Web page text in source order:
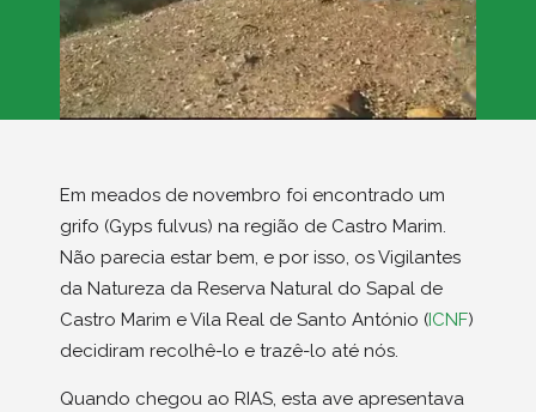
Em meados de novembro foi encontrado um
grifo (Gyps fulvus) na região de Castro Marim.
Não parecia estar bem, e por isso, os Vigilantes
da Natureza da Reserva Natural do Sapal de
Castro Marim e Vila Real de Santo António (ICNF)
decidiram recolhê-lo e trazê-lo até nós.
Quando chegou ao RIAS, esta ave apresentava